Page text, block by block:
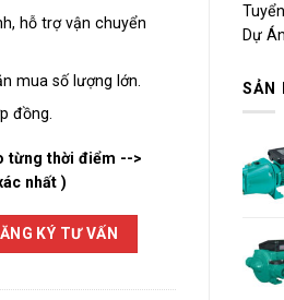
Dự Án
SẢN
hỗ trợ vận chuyển
mua số lượng lớn.
đồng.
từng thời điểm -->
nhất )
KÝ TƯ VẤN